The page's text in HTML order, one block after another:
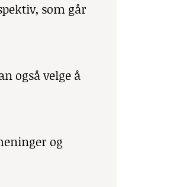
som går
også velge å
og